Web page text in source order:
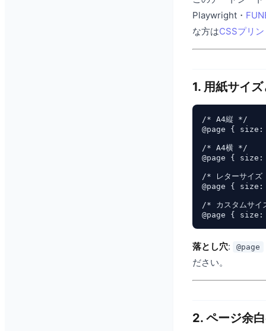
Playwright・
な方はCSSプリ
1. 用紙サイ
/* A4縦 */
@page {
/* A4横 */
@page {
/* レターサイ
@page {
/* カスタムサ
落とし穴: @page
ださい。
2. ページ余